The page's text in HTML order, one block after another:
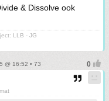
& Dissolve ook
LLB - JG
@ 16:52 • 73